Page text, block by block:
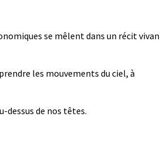
se mêlent dans un récit
les mouvements du ciel, à
dessus de nos têtes.